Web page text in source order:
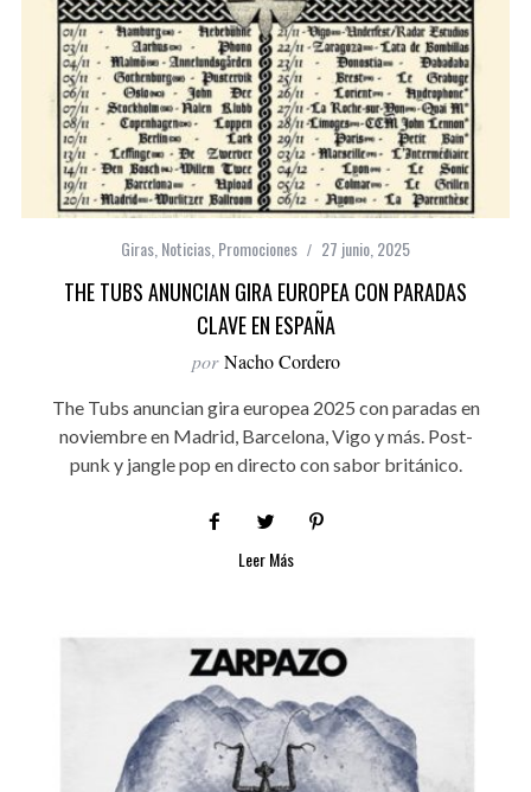
Giras Noticias Promociones 27 junio, 2025
THE TUBS ANUNCIAN GIRA EUROPEA CON PARADAS
CLAVE EN ESPAÑA
por Nacho Cordero
The Tubs anuncian gira europea 2025 con paradas en
noviembre en Madrid, Barcelona, Vigo y más. Post-
punk y jangle pop en directo con sabor británico.
Leer Más